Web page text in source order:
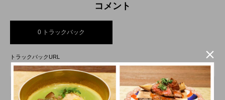
ンバージョンが際立つSHIFT HOTEL
コメント
0 トラックバック
トラックバックURL
この記事へのトラックバックはありません。
